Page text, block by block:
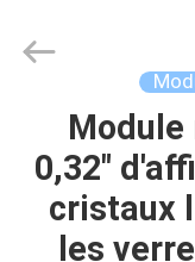
MAISON
PRODUITS
Intelligence
Technology
0,32"
cristaux
les